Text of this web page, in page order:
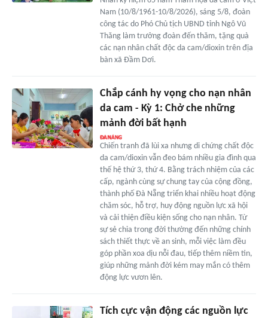
Nam (10/8/1961-10/8/2026), sáng 5/8, đoàn
công tác do Phó Chủ tịch UBND tỉnh Ngô Vũ
Thăng làm trưởng đoàn đến thăm, tặng quà
các nạn nhân chất độc da cam/dioxin trên địa
bàn xã Đầm Dơi.
Chắp cánh hy vọng cho nạn nhân
da cam - Kỳ 1: Chở che những
mảnh đời bất hạnh
Chiến tranh đã lùi xa nhưng di chứng chất độc
da cam/dioxin vẫn đeo bám nhiều gia đình qua
thế hệ thứ 3, thứ 4. Bằng trách nhiệm của các
cấp, ngành cùng sự chung tay của cộng đồng,
thành phố Đà Nẵng triển khai nhiều hoạt động
chăm sóc, hỗ trợ, huy động nguồn lực xã hội
và cải thiện điều kiện sống cho nạn nhân. Từ
sự sẻ chia trong đời thường đến những chính
sách thiết thực về an sinh, mỗi việc làm đều
góp phần xoa dịu nỗi đau, tiếp thêm niềm tin,
giúp những mảnh đời kém may mắn có thêm
động lực vươn lên.
Tích cực vận động các nguồn lực